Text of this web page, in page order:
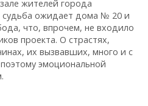
жителей города
судьба ожидает дома № 20 и
что, впрочем, не входило
проекта. О страстях,
их вызвавших, много и с
эмоциональной